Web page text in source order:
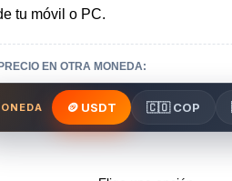
tu móvil o PC.
EN OTRA MONEDA:
🪙 USDT 🇨🇴 COP